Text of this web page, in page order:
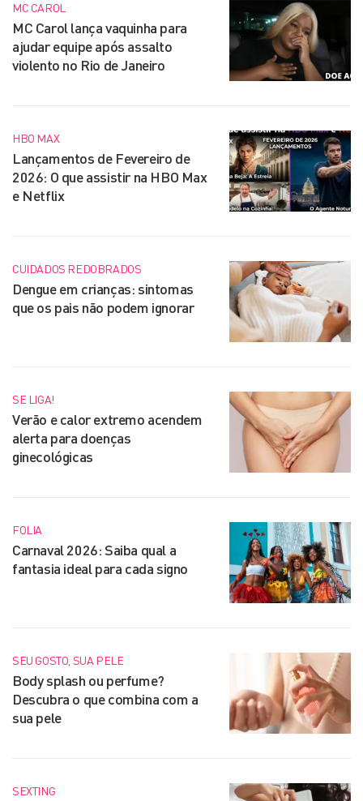
MC CAROL
MC Carol lança vaquinha para
ajudar equipe após assalto
violento no Rio de Janeiro
HBO MAX
Lançamentos de Fevereiro de
2026: O que assistir na HBO Max
e Netflix
CUIDADOS REDOBRADOS
Dengue em crianças: sintomas
que os pais não podem ignorar
SE LIGA!
Verão e calor extremo acendem
alerta para doenças
ginecológicas
FOLIA
Carnaval 2026: Saiba qual a
fantasia ideal para cada signo
SEU GOSTO, SUA PELE
Body splash ou perfume?
Descubra o que combina com a
sua pele
SEXTING